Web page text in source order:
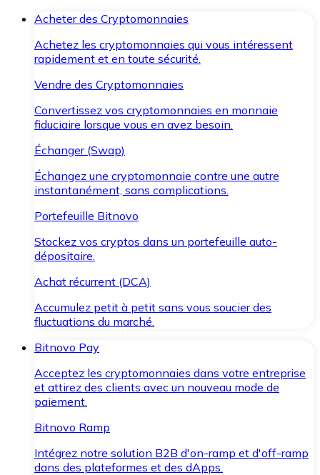
Acheter des Cryptomonnaies
Achetez les cryptomonnaies qui vous intéressent
rapidement et en toute sécurité.
Vendre des Cryptomonnaies
Convertissez vos cryptomonnaies en monnaie
fiduciaire lorsque vous en avez besoin.
Échanger (Swap)
Échangez une cryptomonnaie contre une autre
instantanément, sans complications.
Portefeuille Bitnovo
Stockez vos cryptos dans un portefeuille auto-
dépositaire.
Achat récurrent (DCA)
Accumulez petit à petit sans vous soucier des
fluctuations du marché.
Bitnovo Pay
Acceptez les cryptomonnaies dans votre entreprise
et attirez des clients avec un nouveau mode de
paiement.
Bitnovo Ramp
Intégrez notre solution B2B d'on-ramp et d'off-ramp
dans des plateformes et des dApps.